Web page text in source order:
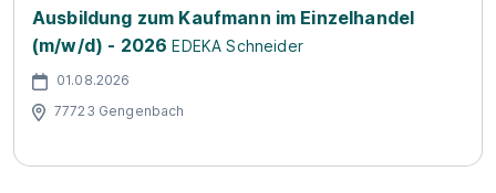
Ausbildung zum Kaufmann im Einzelhandel
(m/w/d) - 2026 EDEKA Schneider
01.08.2026
77723 Gengenbach